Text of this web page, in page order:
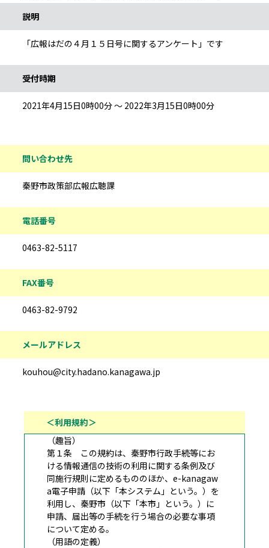
説明
「広報はだの４月１５日号に関するアンケート」です
受付時期
2021年4月15日0時00分 ～ 2022年3月15日0時00分
問い合わせ先
秦野市政策部広報広聴課
電話番号
0463-82-5117
FAX番号
0463-82-9792
メールアドレス
kouhou@city.hadano.kanagawa.jp
＜利用規約＞
（趣旨）
第１条 この規約は、秦野市行政手続等にお
ける情報通信の技術の利用に関する条例及び
同施行規則に定めるもののほか、e-kanagaw
a電子申請（以下「本システム」という。）を
利用し、秦野市（以下「本市」という。）に
申請、届出等の手続を行う場合の必要な事項
について定める。
（用語の定義）